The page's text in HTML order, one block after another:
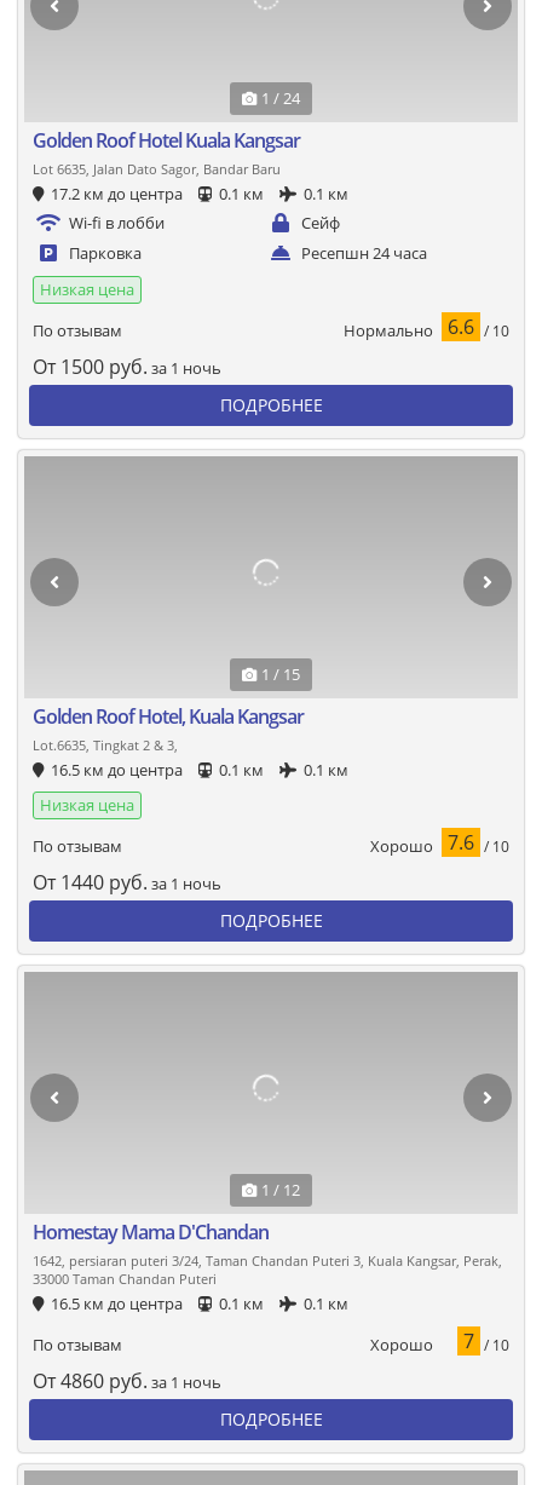
1 / 24
Golden Roof Hotel Kuala Kangsar
Lot 6635, Jalan Dato Sagor, Bandar Baru
17.2 км до центра 0.1 км
0.1 км
Wi-fi в лобби
Сейф
Парковка
Ресепшн 24 часа
Низкая цена
По отзывам
Нормально 6.6 / 10
От 1500 руб. за 1 ночь
ПОДРОБНЕЕ
1 / 15
Golden Roof Hotel, Kuala Kangsar
Lot.6635, Tingkat 2 & 3,
16.5 км до центра 0.1 км
0.1 км
Низкая цена
По отзывам
Хорошо 7.6 / 10
От 1440 руб. за 1 ночь
ПОДРОБНЕЕ
1 / 12
Homestay Mama D'Chandan
1642, persiaran puteri 3/24, Taman Chandan Puteri 3, Kuala Kangsar, Perak,
33000 Taman Chandan Puteri
16.5 км до центра 0.1 км
0.1 км
По отзывам
Хорошо 7 / 10
От4860 руб. за 1 ночь
ПОДРОБНЕЕ